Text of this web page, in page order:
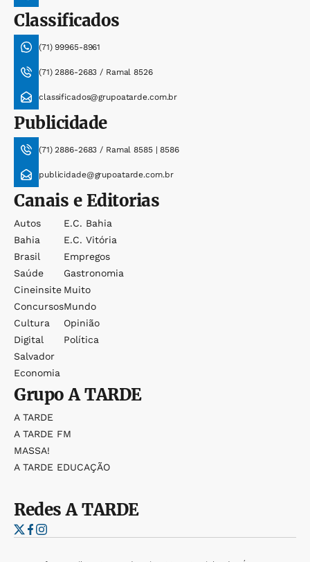
Classificados
(71) 99965-8961
(71) 2886-2683 / Ramal 8526
classificados@grupoatarde.com.br
Publicidade
(71) 2886-2683 / Ramal 8585 | 8586
publicidade@grupoatarde.com.br
Canais e Editorias
Autos
Bahia
Brasil
Saúde
Cineinsite
Concursos
Cultura
Digital
Salvador
Economia
E.c. Bahia
E.c. Vitória
Empregos
Gastronomia
Muito
Mundo
Opinião
Política
GrupoA TARDE
A TARDE
A TARDE FM
MASSA!
A TARDE EDUCAÇÃO
RedesA TARDE